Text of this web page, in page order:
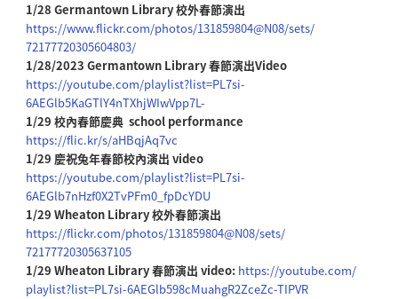
1/28 Germantown Library 校外春節演出
https://www.flickr.com/photos/131859804@N08/sets/
72177720305604803/
1/28/2023 Germantown Library 春節演出Video
https://youtube.com/playlist?list=PL7si-
6AEGlb5KaGTlY4nTXhjWIwVpp7L-
1/29 校內春節慶典 school performance
https://flic.kr/s/aHBqjAq7vc
1/29 慶祝兔年春節校內演出 video
https://youtube.com/playlist?list=PL7si-
6AEGlb7nHzf0X2TvPFm0_fpDcYDU
1/29 Wheaton Library校外春節演出
https://flickr.com/photos/131859804@N08/sets/
72177720305637105
1/29 Wheaton Library 春節演出 video: https://youtube.com/
playlist?list=PL7si-6AEGlb598cMuahgR2ZceZc-TIPVR